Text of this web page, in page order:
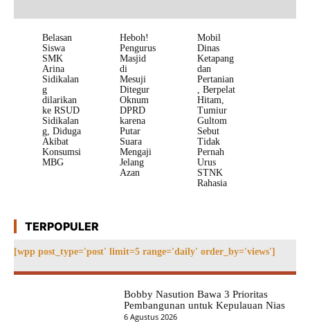
Belasan
Siswa
SMK
Arina
Sidikalan
g
dilarikan
ke RSUD
Sidikalan
g, Diduga
Akibat
Konsumsi
MBG
Heboh!
Pengurus
Masjid
di
Mesuji
Ditegur
Oknum
DPRD
karena
Putar
Suara
Mengaji
Jelang
Azan
Mobil
Dinas
Ketapang
dan
Pertanian
, Berpelat
Hitam,
Tumiur
Gultom
Sebut
Tidak
Pernah
Urus
STNK
Rahasia
TERPOPULER
[wpp post_type='post' limit=5 range='daily' order_by='views']
Bobby Nasution Bawa 3 Prioritas
Pembangunan untuk Kepulauan Nias
6 Agustus 2026